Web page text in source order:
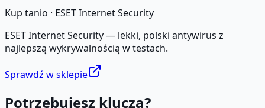
Kup tanio · ESET Internet Security
ESET Internet Security — lekki, polski antywirus z
najlepszą wykrywalnością w testach.
Sprawdź w sklepie
Potrzebujesz klucza?